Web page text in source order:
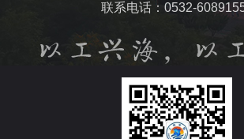
联系电话：0532-